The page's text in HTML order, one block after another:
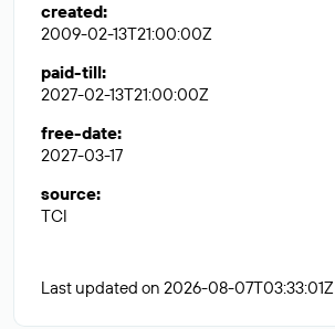
created:
2009-02-13T21:00:00Z
paid-till:
2027-02-13T21:00:00Z
free-date:
2027-03-17
source:
TCI
Last updated on 2026-08-07T03:33:01Z